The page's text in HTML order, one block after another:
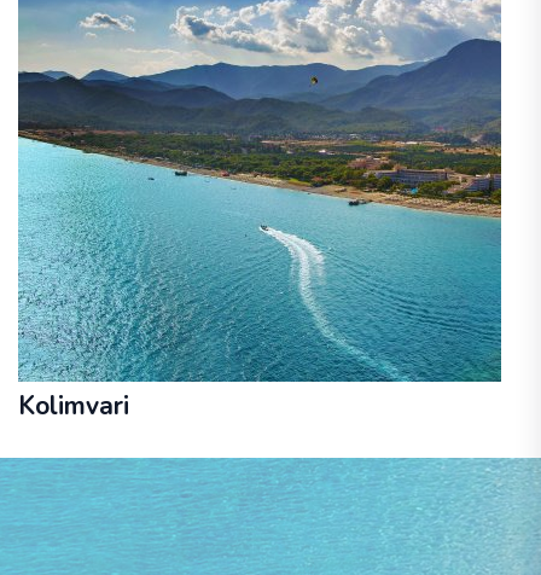
Kolimvari
04. - 08. oktobris
lidojums, bagāža, transfērs, viesnīca
bez ēdināšanas
APHEA VILLAGE 3★